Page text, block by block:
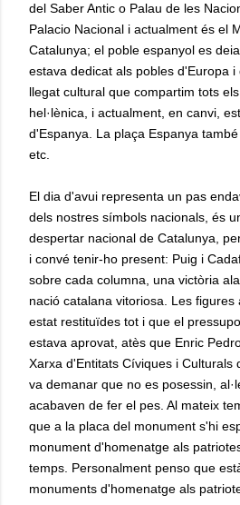
del Saber Antic o Palau de les
Palacio Nacional i actualment és el
Catalunya; el poble espanyol es
estava dedicat als pobles d'Europa
llegat cultural que compartim tots
hel·lènica, i actualment, en canvi,
d'Espanya. La plaça Espanya
etc.
El dia d'avui representa un pas
dels nostres símbols nacionals, és
despertar nacional de Catalunya,
i convé tenir-ho present: Puig i
sobre cada columna, una victòria
nació catalana vitoriosa. Les figures
estat restituïdes tot i que el
estava aprovat, atès que Enric
Xarxa d'Entitats Cíviques i Culturals
va demanar que no es posessin,
acabaven de fer el pes. Al mateix
que a la placa del monument s'hi
monument d'homenatge als
temps. Personalment penso que
monuments d'homenatge als